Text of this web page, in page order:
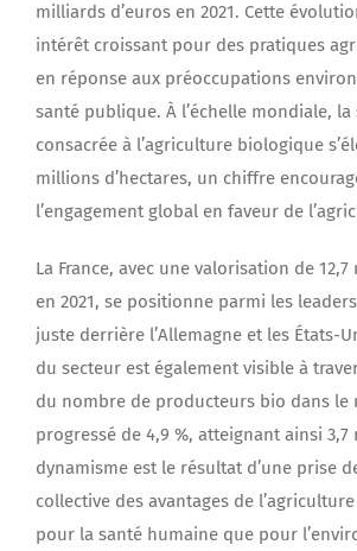
milliards d’euros en 2021. Cette
intérêt croissant pour des pratiques
en réponse aux préoccupations
santé publique. À l’échelle mondiale,
consacrée à l’agriculture biologique
millions d’hectares, un chiffre
l’engagement global en faveur de
La France, avec une valorisation de
en 2021, se positionne parmi les
juste derrière l’Allemagne et les États-
du secteur est également visible à
du nombre de producteurs bio dans le
progressé de 4,9 %, atteignant ainsi 3,7
dynamisme est le résultat d’une prise
collective des avantages de
pour la santé humaine que pour